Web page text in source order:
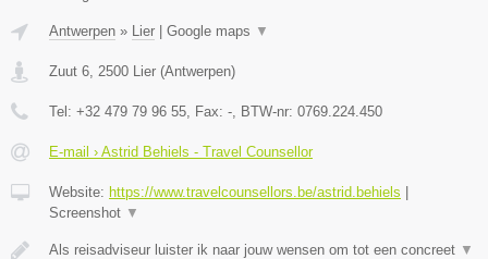
Antwerpen » Lier Google maps ▼
Zuut 6 2500 Lier (Antwerpen)
Tel: +32 479 79 96 55 , Fax: - , BTW-nr: 0769.224.450
E-mail › Astrid Behiels - Travel Counsellor
Website: https://www.travelcounsellors.be/astrid.behiels
Screenshot ▼
Als reisadviseur luister ik naar jouw wensen om tot een concreet ▼